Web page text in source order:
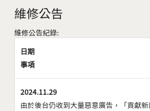
維修公告
維修公告紀錄:
日期
事項
2024.11.29
由於後台仍收到大量惡意廣告，「貢獻